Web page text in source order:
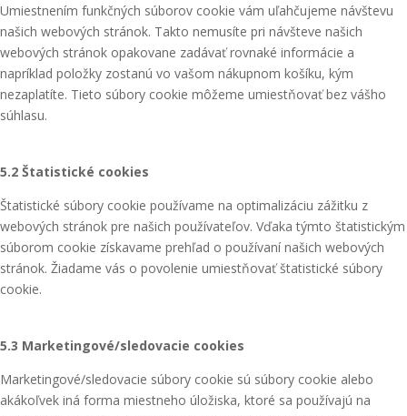
Umiestnením funkčných súborov cookie vám uľahčujeme návštevu
našich webových stránok. Takto nemusíte pri návšteve našich
webových stránok opakovane zadávať rovnaké informácie a
napríklad položky zostanú vo vašom nákupnom košíku, kým
nezaplatíte. Tieto súbory cookie môžeme umiestňovať bez vášho
súhlasu.
5.2 Štatistické cookies
Štatistické súbory cookie používame na optimalizáciu zážitku z
webových stránok pre našich používateľov. Vďaka týmto štatistickým
súborom cookie získavame prehľad o používaní našich webových
stránok. Žiadame vás o povolenie umiestňovať štatistické súbory
cookie.
5.3 Marketingové/sledovacie cookies
Marketingové/sledovacie súbory cookie sú súbory cookie alebo
akákoľvek iná forma miestneho úložiska, ktoré sa používajú na